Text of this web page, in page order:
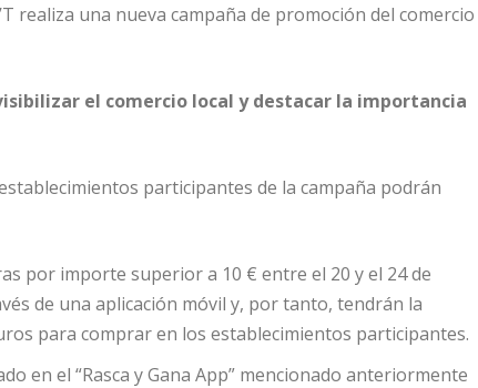
realiza una nueva campaña de promoción del comercio
el comercio local y destacar la importancia
participantes de la campaña podrán
por importe superior a 10 € entre el 20 y el 24 de
de una aplicación móvil y, por tanto, tendrán la
para comprar en los establecimientos participantes.
en el “Rasca y Gana App” mencionado anteriormente